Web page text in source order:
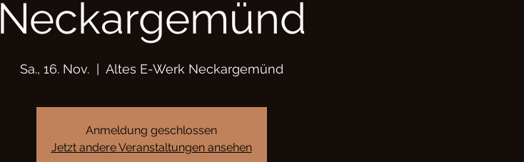
Neckargemünd
Sa., 16. Nov.
  |
Altes E-Werk Neckargemünd
Anmeldung geschlossen
Jetzt andere Veranstaltungen ansehen